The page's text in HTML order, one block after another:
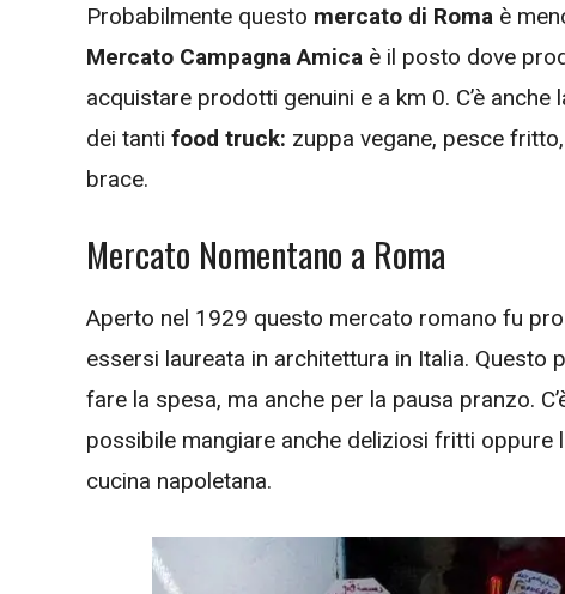
Probabilmente questo mercato di Roma è
Mercato Campagna Amica è il posto dove
acquistare prodotti genuini e a km 0. C’è
dei tanti food truck: zuppa vegane, pesce
brace.
Mercato Nomentano a Roma
Aperto nel 1929 questo mercato romano fu
essersi laureata in architettura in Italia.
fare la spesa, ma anche per la pausa pranzo.
possibile mangiare anche deliziosi fritti oppure
cucina napoletana.